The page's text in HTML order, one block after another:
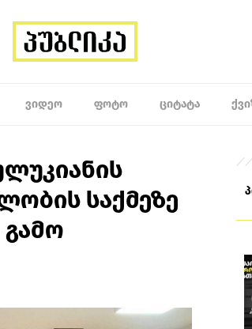
ᲕᲘᲓᲔᲝ ᲤᲝᲢᲝ ᲪᲘᲢᲐᲢᲐ
საქმეზე